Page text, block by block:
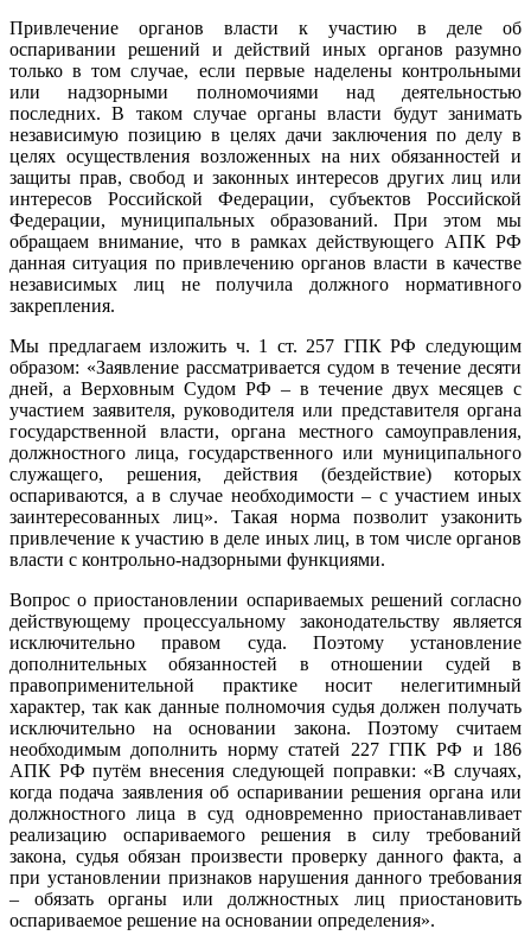
Привлечение органов власти к участию в деле об
оспаривании решений и действий иных органов разумно
только в том случае, если первые наделены контрольными
или надзорными полномочиями над деятельностью
последних. В таком случае органы власти будут занимать
независимую позицию в целях дачи заключения по делу в
целях осуществления возложенных на них обязанностей и
защиты прав, свобод и законных интересов других лиц или
интересов Российской Федерации, субъектов Российской
Федерации, муниципальных образований. При этом мы
обращаем внимание, что в рамках действующего АПК РФ
данная ситуация по привлечению органов власти в качестве
независимых лиц не получила должного нормативного
закрепления.
Мы предлагаем изложить ч. 1 ст. 257 ГПК РФ следующим
образом: «Заявление рассматривается судом в течение десяти
дней, а Верховным Судом РФ – в течение двух месяцев с
участием заявителя, руководителя или представителя органа
государственной власти, органа местного самоуправления,
должностного лица, государственного или муниципального
служащего, решения, действия (бездействие) которых
оспариваются, а в случае необходимости – с участием иных
заинтересованных лиц». Такая норма позволит узаконить
привлечение к участию в деле иных лиц, в том числе органов
власти с контрольно-надзорными функциями.
Вопрос о приостановлении оспариваемых решений согласно
действующему процессуальному законодательству является
исключительно правом суда. Поэтому установление
дополнительных обязанностей в отношении судей в
правоприменительной практике носит нелегитимный
характер, так как данные полномочия судья должен получать
исключительно на основании закона. Поэтому считаем
необходимым дополнить норму статей 227 ГПК РФ и 186
АПК РФ путём внесения следующей поправки: «В случаях,
когда подача заявления об оспаривании решения органа или
должностного лица в суд одновременно приостанавливает
реализацию оспариваемого решения в силу требований
закона, судья обязан произвести проверку данного факта, а
при установлении признаков нарушения данного требования
– обязать органы или должностных лиц приостановить
оспариваемое решение на основании определения».